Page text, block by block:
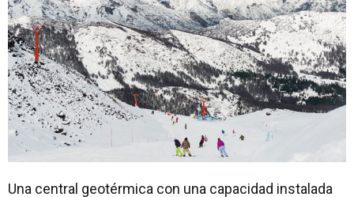
Una central geotérmica con una capacidad instalada